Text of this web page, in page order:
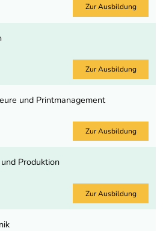
Zur Ausbildung
Zur Ausbildung
und Printmanagement
Zur Ausbildung
Produktion
Zur Ausbildung